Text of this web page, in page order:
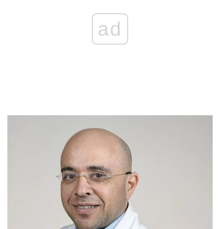
ad